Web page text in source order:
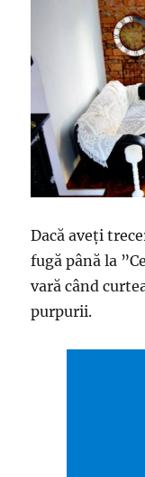
Dacă aveți
fugă până la
vară când
purpurii.